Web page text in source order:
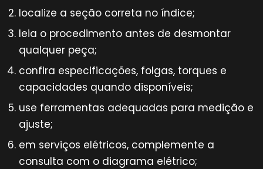
localize a seção correta no índice;
leia o procedimento antes de desmontar
qualquer peça;
confira especificações, folgas, torques e
capacidades quando disponíveis;
use ferramentas adequadas para medição e
ajuste;
em serviços elétricos, complemente a
consulta com o diagrama elétrico;